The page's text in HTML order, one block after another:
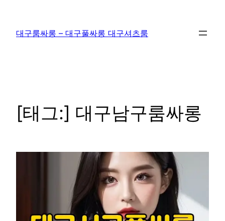
대구룸싸롱 – 대구풀싸롱 대구셔츠룸
[태그:] 대구남구룸싸롱